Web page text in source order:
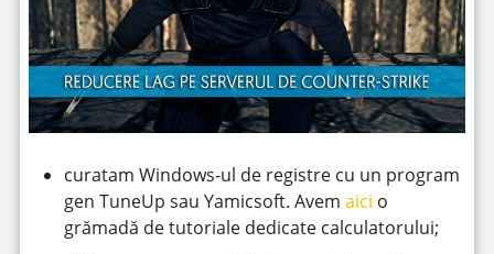
curatam Windows-ul de registre cu un program
gen TuneUp sau Yamicsoft. Avem aici o
grămadă de tutoriale dedicate calculatorului;